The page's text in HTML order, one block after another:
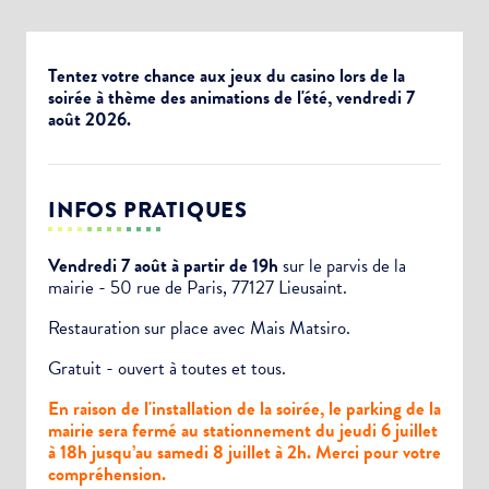
Tentez votre chance aux jeux du casino lors de la
soirée à thème des animations de l'été, vendredi 7
août 2026.
INFOS PRATIQUES
Vendredi 7 août à partir de 19h sur le parvis de la
mairie - 50 rue de Paris, 77127 Lieusaint.
Restauration sur place avec Mais Matsiro.
Gratuit - ouvert à toutes et tous.
En raison de l'installation de la soirée, le parking de la
mairie sera fermé au stationnement du jeudi 6 juillet
à 18h jusqu’au samedi 8 juillet à 2h. Merci pour votre
compréhension.